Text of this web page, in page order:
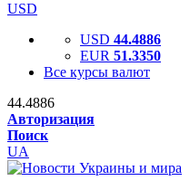
USD
USD 44.4886
EUR 51.3350
Все курсы валют
44.4886
Авторизация
Поиск
UA